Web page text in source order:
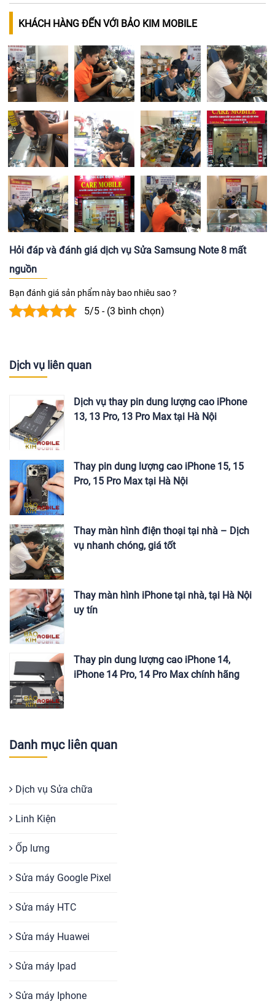
KHÁCH HÀNG ĐẾN VỚI BẢO KIM MOBILE
Hỏi đáp và đánh giá dịch vụ Sửa Samsung Note 8 mất
nguồn
Bạn đánh giá sản phẩm này bao nhiêu sao ?
5/5 - (3 bình chọn)
Dịch vụ liên quan
Dịch vụ thay pin dung lượng cao iPhone
13, 13 Pro, 13 Pro Max tại Hà Nội
Thay pin dung lượng cao iPhone 15, 15
Pro, 15 Pro Max tại Hà Nội
Thay màn hình điện thoại tại nhà – Dịch
vụ nhanh chóng, giá tốt
Thay màn hình iPhone tại nhà, tại Hà Nội
uy tín
Thay pin dung lượng cao iPhone 14,
iPhone 14 Pro, 14 Pro Max chính hãng
Danh mục liên quan
Dịch vụ Sửa chữa
Linh Kiện
Ốp lưng
Sửa máy Google Pixel
Sửa máy HTC
Sửa máy Huawei
Sửa máy Ipad
Sửa máy Iphone